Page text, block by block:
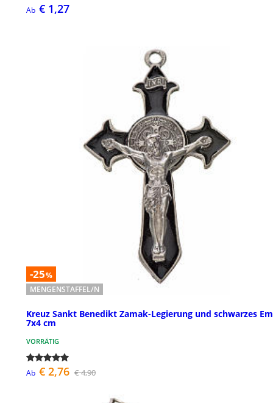
Ab € 1,27
-25%
MENGENSTAFFEL/N
Kreuz Sankt Benedikt Zamak-Legierung und schwarzes
7x4 cm
VORRÄTIG
Ab € 2,76 € 4,90